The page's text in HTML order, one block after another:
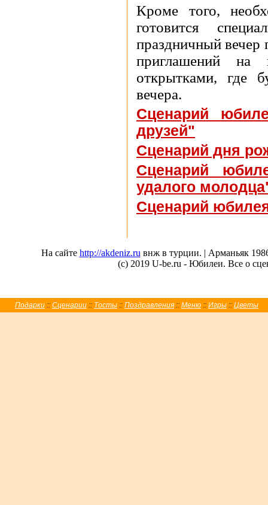
Кроме того,
готовится
праздничный вечер
приглашений на
открытками, где
вечера.
Сценарий
друзей"
Сценарий дня
Сценарий
удалого
Сценарий
На сайте http://akdeniz.ru внж в турции. | Арманьяк
(c) 2019 U-be.ru - Юбилеи. Все о
Подарки :: Сценарии :: Тосты :: Поздравления :: Меню :: Игры :: Цветы